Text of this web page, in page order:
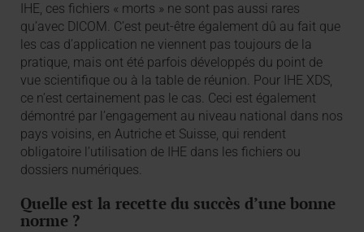
IHE, ces fichiers « morts » ne sont pas aussi rares
qu’avec DICOM. C’est peut-être également dû au fait que
les cas d’application ne viennent pas toujours de la
pratique, mais ont été parfois développés du point de
vue scientifique ou à la table de réunion. Pour IHE XDS,
ce n’est certainement pas le cas. Ceci est également
démontré par l’engagement au niveau national dans nos
pays voisins, en Autriche et Suisse, qui rendent
obligatoire l’utilisation de IHE dans les fichiers ou
dossiers numériques.
Quelle est la recette du succès d’une bonne
norme ?